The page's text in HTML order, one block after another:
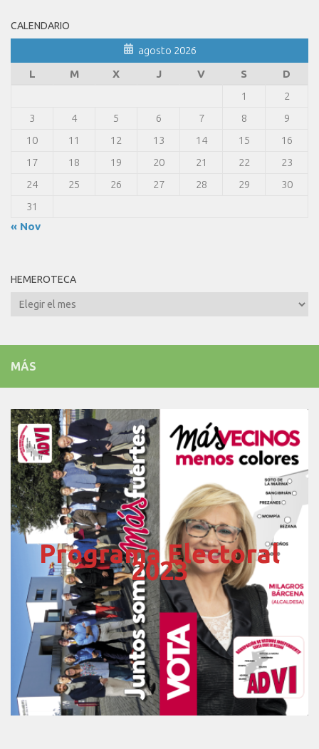
CALENDARIO
agosto 2026
L
M X J V S
D
1
2
3
4 5 6 7 8
9
10
11 12 13 14 15
16
17
18 19 20 21 22
23
24
25 26 27 28 29
30
31
« Nov
HEMEROTECA
Hemeroteca
MÁS
Programa Electoral
2023